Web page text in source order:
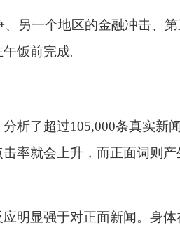
另一个地区的金融冲击、
饭前完成。
析了超过105,000条真实新
率就会上升，而正面词则产
明显强于对正面新闻。身体